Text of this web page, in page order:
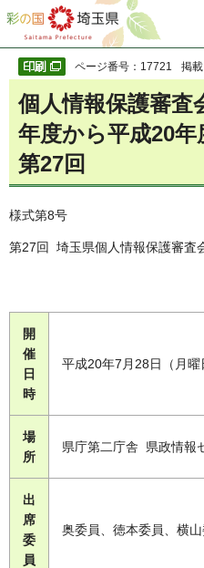
彩の国 埼玉県
ページ番号：17721 掲
個人情報保護審査
年度から平成20年
第27回
様式第8号
第27回 埼玉県個人情報保護審査
開
催
日
時
平成20年7月28日（月
場
所
県庁第二庁舎 県政情報
出
席
委
員
奥委員、徳本委員、横山